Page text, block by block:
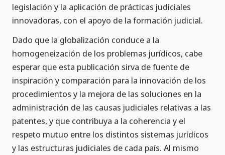
legislación y la aplicación de prácticas judiciales
innovadoras, con el apoyo de la formación judicial.
Dado que la globalización conduce a la
homogeneización de los problemas jurídicos, cabe
esperar que esta publicación sirva de fuente de
inspiración y comparación para la innovación de los
procedimientos y la mejora de las soluciones en la
administración de las causas judiciales relativas a las
patentes, y que contribuya a la coherencia y el
respeto mutuo entre los distintos sistemas jurídicos
y las estructuras judiciales de cada país. Al mismo